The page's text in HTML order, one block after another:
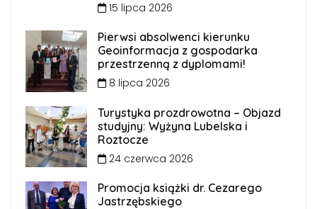
15 lipca 2026
Pierwsi absolwenci kierunku
Geoinformacja z gospodarka
przestrzenną z dyplomami!
8 lipca 2026
Turystyka prozdrowotna – Objazd
studyjny: Wyżyna Lubelska i
Roztocze
24 czerwca 2026
Promocja książki dr. Cezarego
Jastrzębskiego